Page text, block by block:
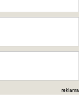
reklama